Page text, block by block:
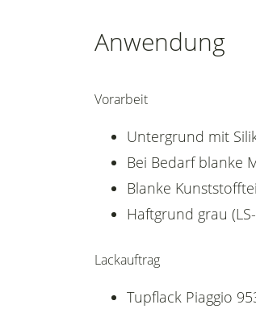
Anwendung
Vorarbeit
Untergrund mit
Bei Bedarf blanke
Blanke
Haftgrund grau
Lackauftrag
Tupflack Piaggio